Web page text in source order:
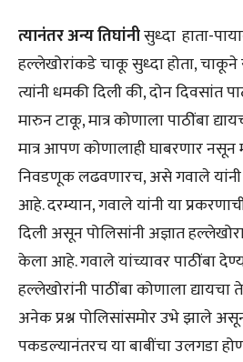
त्यानंतर अन्य‎ ‎तिघांनीसुध्दा‎ ‎ हाता-
हल्लेखोरांकडे चाकू सुध्दा होता,‎
त्यांनी‎ धमकी दिली की, दोन दिवसांत‎
मारुन टाकू,‎ मात्र कोणाला पाठींबा
मात्र आपण‎ कोणालाही घाबरणार नसून
निवडणूक लढवणारच,‎ असे गवाले यांनी
आहे.‎ दरम्यान, गवाले यांनी या‎
दिली असून पोलिसांनी अज्ञात‎
केला‎ आहे. गवाले यांच्यावर पाठींबा‎
हल्लेखोरांनी पाठींबा कोणाला‎
अनेक प्रश्न पोलिसांसमोर उभे झाले‎
पकडल्यानंतरच या बाबींचा उलगडा‎